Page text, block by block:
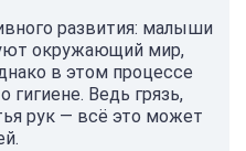
развития: малыши
окружающий мир,
в этом процессе
гигиене. Ведь грязь,
рук — всё это может